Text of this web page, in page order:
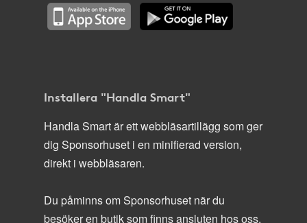
Installera "Handla Smart"
Handla Smart är ett webbläsartillägg som ger
dig Sponsorhuset i en minifierad version,
direkt i webbläsaren.
Du påminns om Sponsorhuset när du
besöker en butik som finns ansluten hos oss.